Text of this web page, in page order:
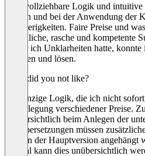
Nachvollziehbare Logik und
Design und bei der Anwendung der
Schwierigkeiten. Faire Preise und
freundliche, rasche und kompetente
immer ich Unklarheiten hatte,
angehen und lösen.
What did you not like?
Die einzige Logik, die ich nicht
Hinterlegung verschiedener Preise.
unübersichtlich beim Anlegen der
die Übersetzungen müssen
dann in der Hauptversion angehängt
Anzahl kann dies unübersichtlich